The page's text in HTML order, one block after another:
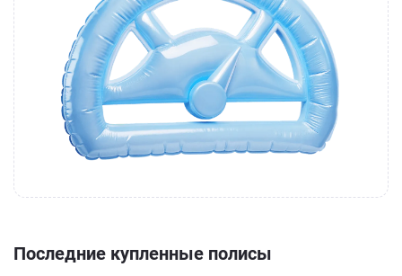
Последние купленные полисы